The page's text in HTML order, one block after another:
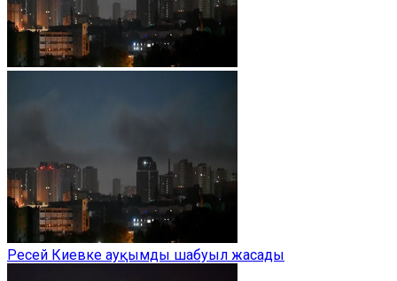
Ресей Киевке ауқымды шабуыл жасады